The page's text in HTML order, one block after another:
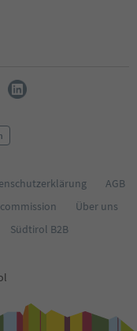
AGB
Über uns
Südtirol B2B